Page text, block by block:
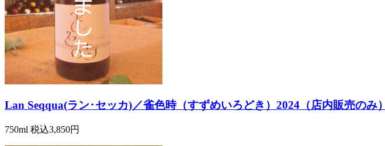
Lan Seqqua(ラン･セッカ)／雀色時（すずめいろどき）2024（店内販売のみ）
750ml 税込3,850円